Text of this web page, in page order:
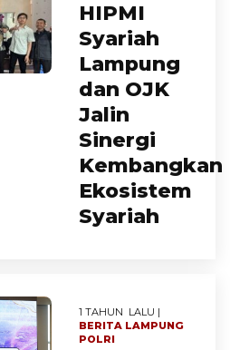
HIPMI
Syariah
Lampung
dan OJK
Jalin
Sinergi
Kembangkan
Ekosistem
Syariah
1 TAHUN LALU |
BERITA LAMPUNG
POLRI